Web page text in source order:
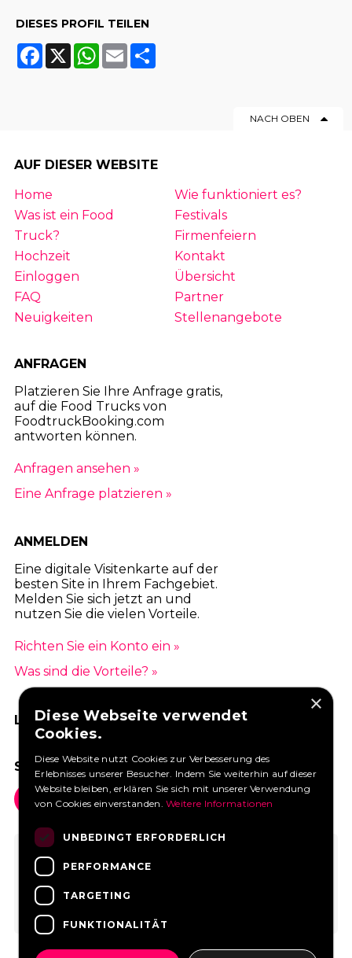
DIESES PROFIL TEILEN
Facebook
X WhatsApp
Email
NACH OBEN
AUF DIESER WEBSITE
Home
Wie funktioniert es?
Was ist ein Food
Truck?
Festivals
Firmenfeiern
Hochzeit
Kontakt
Einloggen
Übersicht
FAQ
Partner
Neuigkeiten
Stellenangebote
ANFRAGEN
Platzieren Sie Ihre Anfrage gratis,
auf die Food Trucks von
FoodtruckBooking.com
antworten können.
Anfragen ansehen »
Eine Anfrage platzieren »
ANMELDEN
Eine digitale Visitenkarte auf der
besten Site in Ihrem Fachgebiet.
Melden Sie sich jetzt an und
nutzen Sie die vielen Vorteile.
Richten Sie ein Konto ein »
Was sind die Vorteile? »
LIKEN SIE UNS AUF FACEBOOK
SOCIAL MEDIA
×
Diese Webseite verwendet
Cookies.
Diese Website nutzt Cookies zur Verbesserung des
Erlebnisses unserer Besucher. Indem Sie weiterhin auf dieser
Website bleiben, erklären Sie sich mit unserer Verwendung
von Cookies einverstanden.Weitere Informationen
UNBEDINGT ERFORDERLICH
PERFORMANCE
TARGETING
FUNKTIONALITÄT